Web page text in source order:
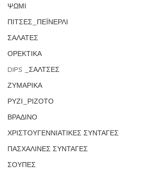
ΨΩΜΙ
ΠΙΤΣΕΣ_ΠΕΪΝΕΡΛΙ
ΣΑΛΑΤΕΣ
ΟΡΕΚΤΙΚΑ
DIPS _ΣΑΛΤΣΕΣ
ΖΥΜΑΡΙΚΑ
ΡΥΖΙ_ΡΙΖΟΤΟ
ΒΡΑΔΙΝΟ
ΧΡΙΣΤΟΥΓΕΝΝΙΑΤΙΚΕΣ ΣΥΝΤΑΓΕΣ
ΠΑΣΧΑΛΙΝΕΣ ΣΥΝΤΑΓΕΣ
ΣΟΥΠΕΣ